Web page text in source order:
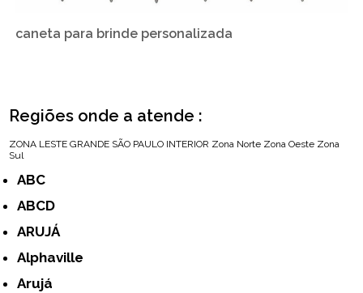
caneta para brinde personalizada
Regiões onde a atende :
ZONA LESTE GRANDE SÃO PAULO INTERIOR Zona Norte Zona Oeste Zona
Sul
ABC
ABCD
ARUJÁ
Alphaville
Arujá